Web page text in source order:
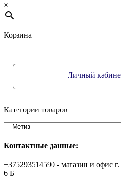
×
Корзина
Личный
Категории товаров
Контактные данные:
+375293514590 - магазин и офис
6 Б